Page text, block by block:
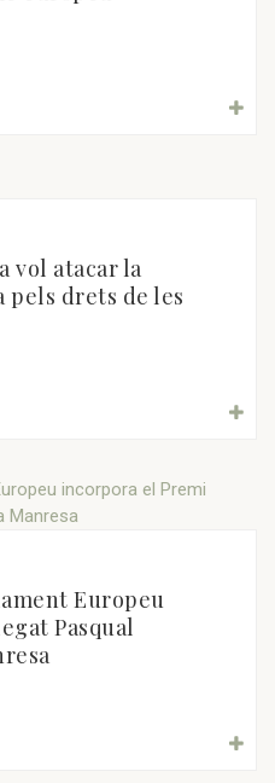
vol atacar la
pels drets de les
Europeu
Pasqual